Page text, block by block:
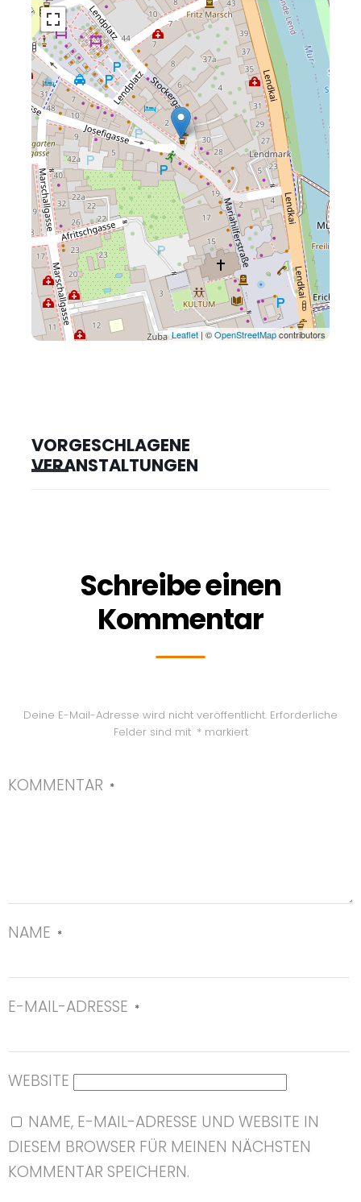
Leaflet | ©OpenStreetMapcontributors
VORGESCHLAGENE
VERANSTALTUNGEN
Schreibe einen
Kommentar
Deine E-Mail-Adresse wird nicht veröffentlicht. Erforderliche
Felder sind mit *markiert
KOMMENTAR *
NAME *
E-MAIL-ADRESSE *
WEBSITE
NAME, E-MAIL-ADRESSE UND WEBSITE IN
DIESEM BROWSER FÜR MEINEN NÄCHSTEN
KOMMENTAR SPEICHERN.